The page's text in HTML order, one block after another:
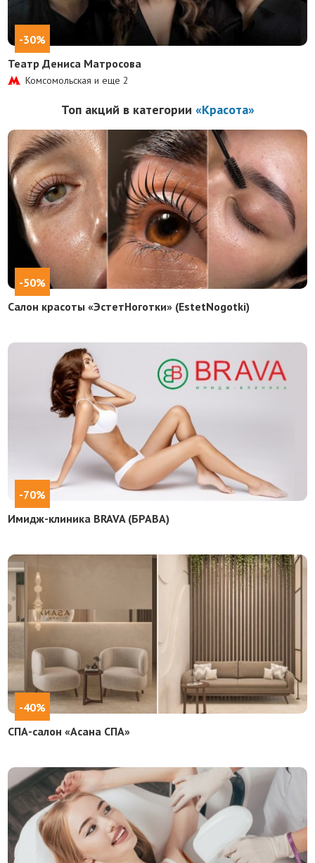
-30%
Театр Дениса Матросова
Комсомольская и еще2
Топ акций в категории «Красота»
-50%
Салон красоты «ЭстетНоготки» (EstetNogotki)
-70%
Имидж-клиника BRAVA (БРАВА)
-40%
СПА-салон «Асана СПА»